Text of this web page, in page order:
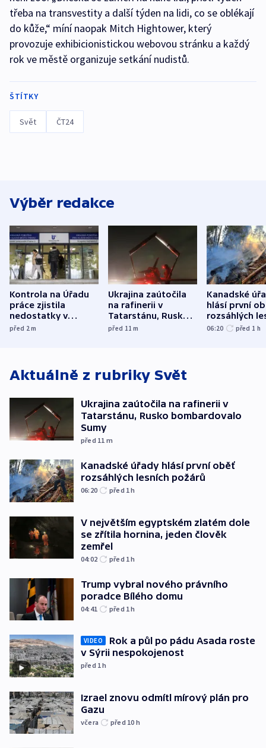
třeba na transvestity a další týden na lidi, co se oblékají
do kůže,“ míní naopak Mitch Hightower, který
provozuje exhibicionistickou webovou stránku a každý
rok ve městě organizuje setkání nudistů.
ŠTÍTKY
Svět ČT24
Výběr redakce
Kontrola na Úřadu
práce zjistila
nedostatky v
účetnictví za 5,6
před 2m
Ukrajina zaútočila
na rafinerii v
Tatarstánu, Rusko
bombardovalo
před 11m
Kanadské
hlásí první
rozsáhlých
požárů
06:20 před 1 h
Aktuálně z rubriky Svět
Ukrajina zaútočila na rafinerii v
Tatarstánu, Rusko bombardovalo
Sumy
před 11 m
Kanadské úřady hlásí první oběť
rozsáhlých lesních požárů
06:20 před 1h
V největším egyptském zlatém dole
se zřítila hornina, jeden člověk
zemřel
04:02 před 1h
Trump vybral nového právního
poradce Bílého domu
04:41 před 1h
VIDEO
Rok a půl po pádu Asada roste
v Sýrii nespokojenost
před 1h
Izrael znovu odmítl mírový plán pro
Gazu
včera před 10 h